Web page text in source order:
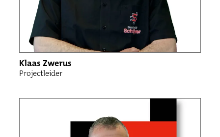
Klaas Zwerus
Projectleider